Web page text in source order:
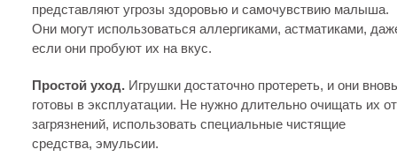
представляют угрозы здоровью и самочувствию малыша.
Они могут использоваться аллергиками, астматиками,
если они пробуют их на вкус.
Простой уход. Игрушки достаточно протереть, и они вновь
готовы в эксплуатации. Не нужно длительно очищать их от
загрязнений, использовать специальные чистящие
средства, эмульсии.